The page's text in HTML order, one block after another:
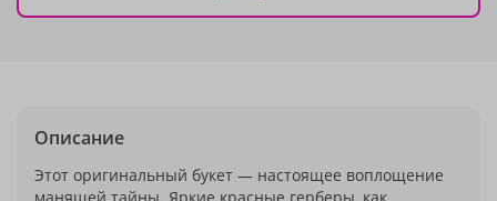
Описание
Этот оригинальный букет — настоящее воплощение